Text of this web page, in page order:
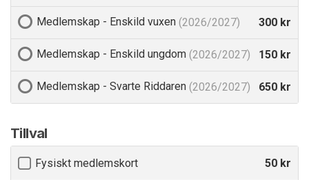
Medlemskap - Enskild vuxen (2026/2027) 300 kr
Medlemskap - Enskild ungdom (2026/2027) 150 kr
Medlemskap - Svarte Riddaren (2026/2027) 650 kr
Tillval
Fysiskt medlemskort 50 kr